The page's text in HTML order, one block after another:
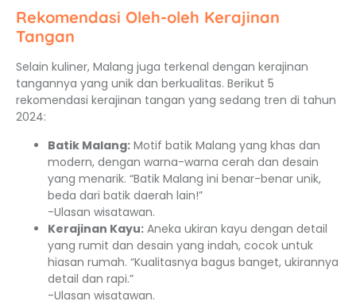
Rekomendasi Oleh-oleh Kerajinan
Tangan
Selain kuliner, Malang juga terkenal dengan kerajinan
tangannya yang unik dan berkualitas. Berikut 5
rekomendasi kerajinan tangan yang sedang tren di tahun
2024:
Batik Malang: Motif batik Malang yang khas dan
modern, dengan warna-warna cerah dan desain
yang menarik. “Batik Malang ini benar-benar unik,
beda dari batik daerah lain!”
-Ulasan wisatawan.
Kerajinan Kayu: Aneka ukiran kayu dengan detail
yang rumit dan desain yang indah, cocok untuk
hiasan rumah. “Kualitasnya bagus banget, ukirannya
detail dan rapi.”
-Ulasan wisatawan.